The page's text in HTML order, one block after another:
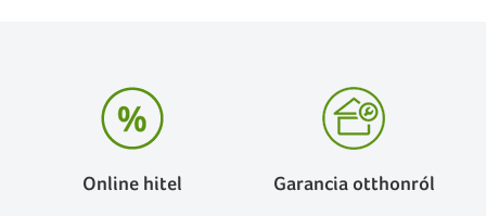
Online hitel Garancia otthonról